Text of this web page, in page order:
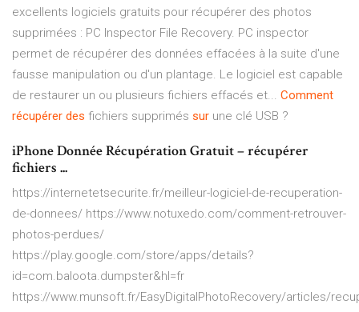
excellents logiciels gratuits pour récupérer des photos
supprimées : PC Inspector File Recovery. PC inspector
permet de récupérer des données effacées à la suite d'une
fausse manipulation ou d'un plantage. Le logiciel est capable
de restaurer un ou plusieurs fichiers effacés et... Comment
récupérer des fichiers supprimés sur une clé USB ?
iPhone Donnée Récupération Gratuit – récupérer
fichiers ...
https://internetetsecurite.fr/meilleur-logiciel-de-recuperation-
de-donnees/ https://www.notuxedo.com/comment-retrouver-
photos-perdues/
https://play.google.com/store/apps/details?
id=com.baloota.dumpster&hl=fr
https://www.munsoft.fr/EasyDigitalPhotoRecovery/articles/